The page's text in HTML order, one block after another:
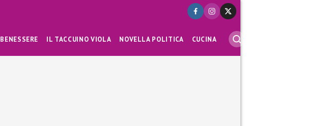
BENESSERE IL TACCUINO VIOLA NOVELLA POLITICA CUCINA